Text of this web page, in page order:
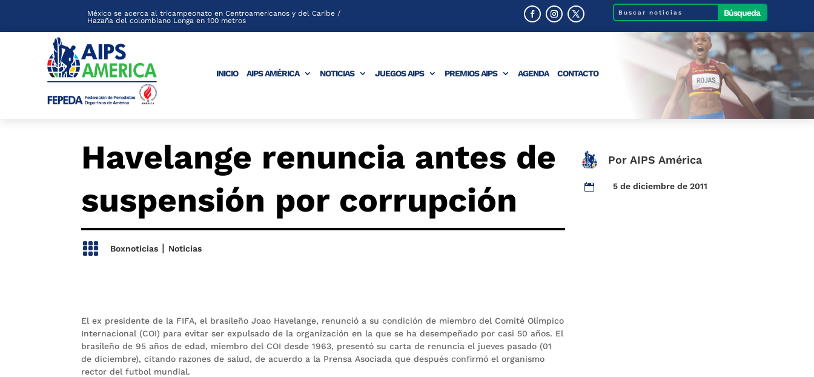
México se acerca al tricampeonato en Centroamericanos y del Caribe /
Hazaña del colombiano Longa en 100 metros
INICIO AIPS AMÉRICA NOTICIAS JUEGOS AIPS PREMIOS AIPS AGENDA CONTACTO
Havelange renuncia antes de
suspensión por corrupción
 Boxnoticias| Noticias
Por AIPS América
 5 de diciembre de 2011
El ex presidente de la FIFA, el brasileño Joao Havelange, renunció a su condición de miembro del Comité Olímpico
Internacional (COI) para evitar ser expulsado de la organización en la que se ha desempeñado por casi 50 años. El
brasileño de 95 años de edad, miembro del COI desde 1963, presentó su carta de renuncia el jueves pasado (01
de diciembre), citando razones de salud, de acuerdo a la Prensa Asociada que después confirmó el organismo
rector del futbol mundial.